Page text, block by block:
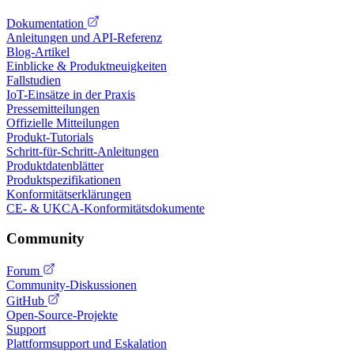
Dokumentation
Anleitungen und API-Referenz
Blog-Artikel
Einblicke & Produktneuigkeiten
Fallstudien
IoT-Einsätze in der Praxis
Pressemitteilungen
Offizielle Mitteilungen
Produkt-Tutorials
Schritt-für-Schritt-Anleitungen
Produktdatenblätter
Produktspezifikationen
Konformitätserklärungen
CE- & UKCA-Konformitätsdokumente
Community
Forum
Community-Diskussionen
GitHub
Open-Source-Projekte
Support
Plattformsupport und Eskalation